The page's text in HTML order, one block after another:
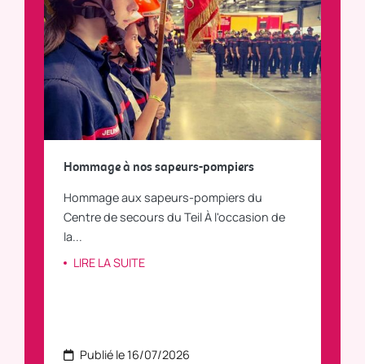
Hommage à nos sapeurs-pompiers
Hommage aux sapeurs-pompiers du
Centre de secours du Teil À l'occasion de
la...
LIRE LA SUITE
Publié le 16/07/2026